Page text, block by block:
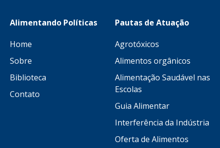
Alimentando Políticas
Home
Sobre
Biblioteca
Contato
Pautas de Atuação
Agrotóxicos
Alimentos orgânicos
Alimentação Saudável nas
Escolas
Guia Alimentar
Interferência da Indústria
Oferta de Alimentos